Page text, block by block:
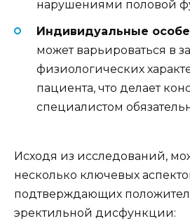
нарушениями половой
Индивидуальные
может варьироваться в
физиологических
пациента, что делает
специалистом
Исходя из исследований,
несколько ключевых
подтверждающих
эректильной дисфункции: